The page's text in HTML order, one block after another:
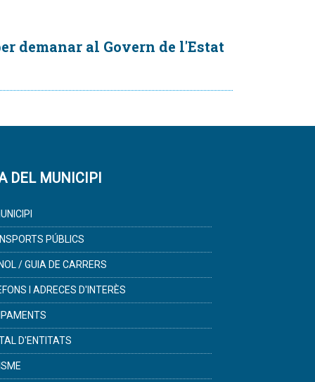
demanar al Govern de l'Estat
DEL MUNICIPI
PÚBLICS
/ GUIA DE CARRERS
I ADRECES D'INTERÈS
D'ENTITATS